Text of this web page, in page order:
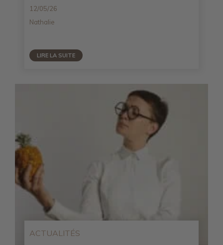
12/05/26
Nathalie
LIRE LA SUITE
ACTUALITÉS